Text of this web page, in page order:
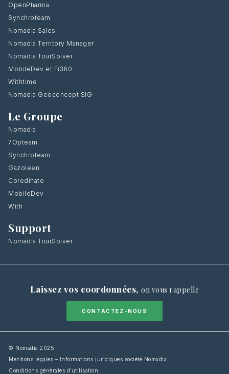
OpenPharma
Synchroteam
Nomadia Sales
Nomadia Territory Manager
Nomadia TourSolver
MobileDev et Fi360
Withtime
Nomadia Geoconcept SIG
Le Groupe
Nomadia
7Opteam
Synchroteam
Gazoleen
Coredinate
MobileDev
With
Support
Nomadia TourSolver
Laissez vos coordonnées,on vous rappelle
CONTACTEZ-NOUS
© Nomadia 2025
Mentions légales – Informations juridiques société Nomadia
Conditions générales d’utilisation